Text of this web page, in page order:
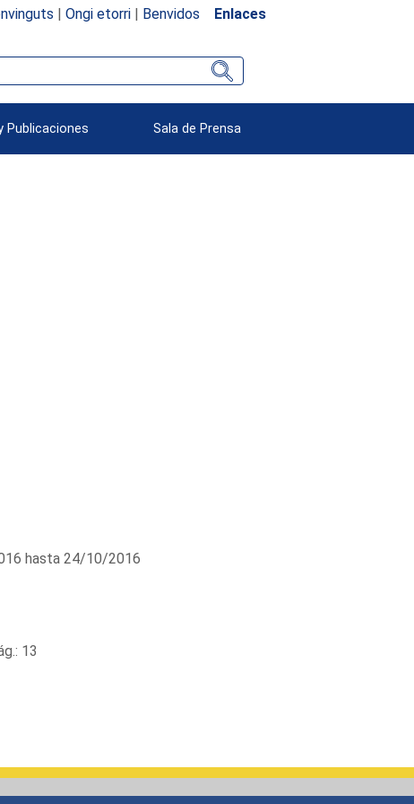
| Ongi etorri| Benvidos Enlaces
Publicaciones Sala de Prensa
hasta 24/10/2016
13